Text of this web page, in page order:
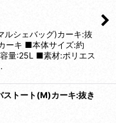
ルシェバッグ)カーキ:抜
ーキ ■本体サイズ:約
量:25L ■素材:ポリエス
ストート(M)カーキ:抜き